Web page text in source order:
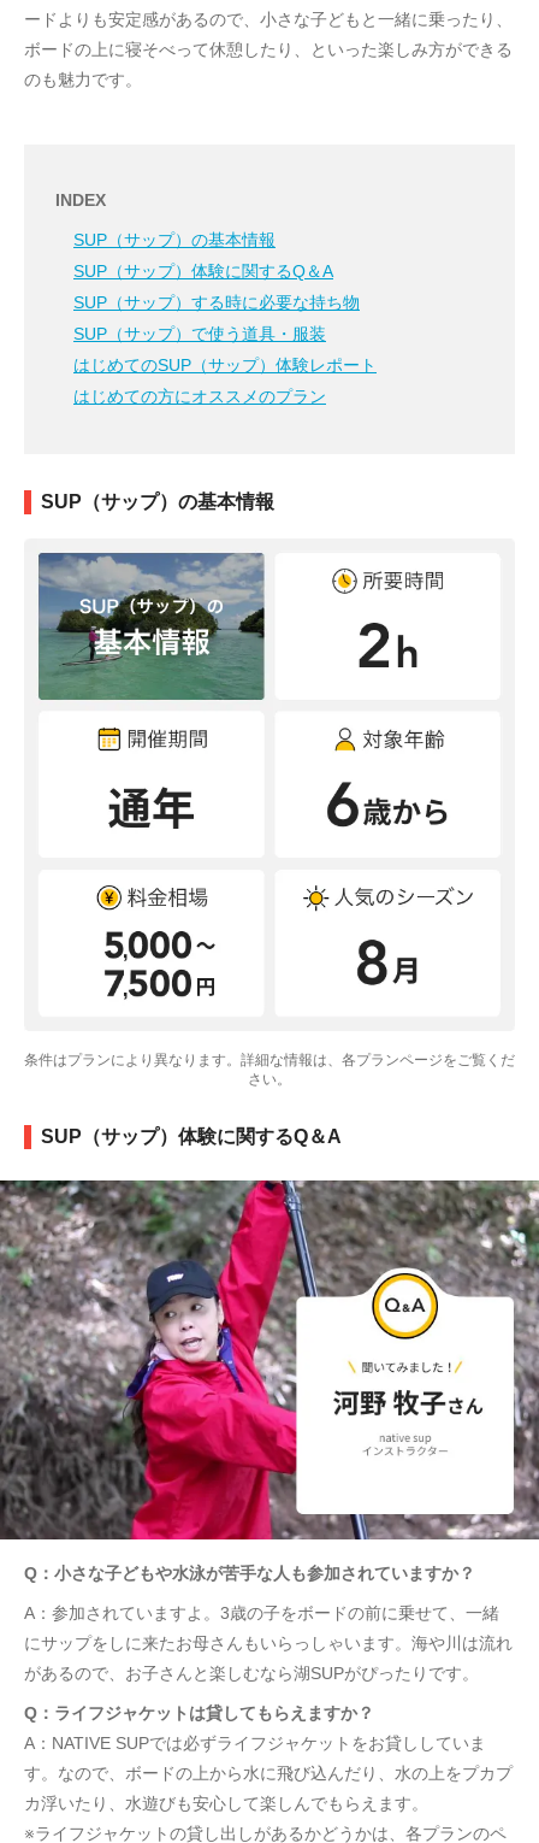
ードよりも安定感があるので、小さな子どもと一緒に乗ったり、
ボードの上に寝そべって休憩したり、といった楽しみ方ができる
のも魅力です。
INDEX
SUP（サップ）の基本情報
SUP（サップ）体験に関するQ＆A
SUP（サップ）する時に必要な持ち物
SUP（サップ）で使う道具・服装
はじめてのSUP（サップ）体験レポート
はじめての方にオススメのプラン
SUP（サップ）の基本情報
条件はプランにより異なります。詳細な情報は、各プランページをご覧くだ
さい。
SUP（サップ）体験に関するQ＆A
Q：小さな子どもや水泳が苦手な人も参加されていますか？
A：参加されていますよ。3歳の子をボードの前に乗せて、一緒
にサップをしに来たお母さんもいらっしゃいます。海や川は流れ
があるので、お子さんと楽しむなら湖SUPがぴったりです。
Q：ライフジャケットは貸してもらえますか？
A：NATIVE SUPでは必ずライフジャケットをお貸ししていま
す。なので、ボードの上から水に飛び込んだり、水の上をプカプ
カ浮いたり、水遊びも安心して楽しんでもらえます。
※ライフジャケットの貸し出しがあるかどうかは、各プランのペ